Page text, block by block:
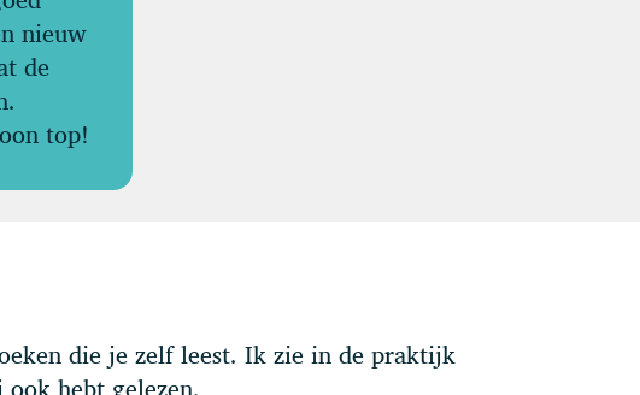
nieuw
de
top!
die je zelf leest. Ik zie in de praktijk